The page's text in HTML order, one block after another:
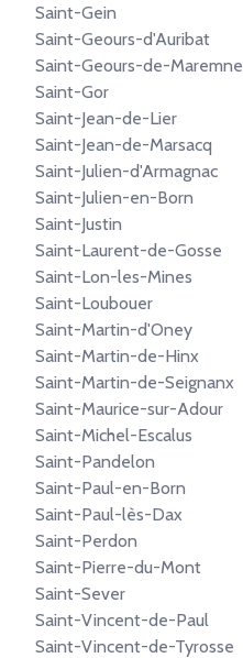
Saint-Gein
Saint-Geours-d'Auribat
Saint-Geours-de-Maremne
Saint-Gor
Saint-Jean-de-Lier
Saint-Jean-de-Marsacq
Saint-Julien-d'Armagnac
Saint-Julien-en-Born
Saint-Justin
Saint-Laurent-de-Gosse
Saint-Lon-les-Mines
Saint-Loubouer
Saint-Martin-d'Oney
Saint-Martin-de-Hinx
Saint-Martin-de-Seignanx
Saint-Maurice-sur-Adour
Saint-Michel-Escalus
Saint-Pandelon
Saint-Paul-en-Born
Saint-Paul-lès-Dax
Saint-Perdon
Saint-Pierre-du-Mont
Saint-Sever
Saint-Vincent-de-Paul
Saint-Vincent-de-Tyrosse